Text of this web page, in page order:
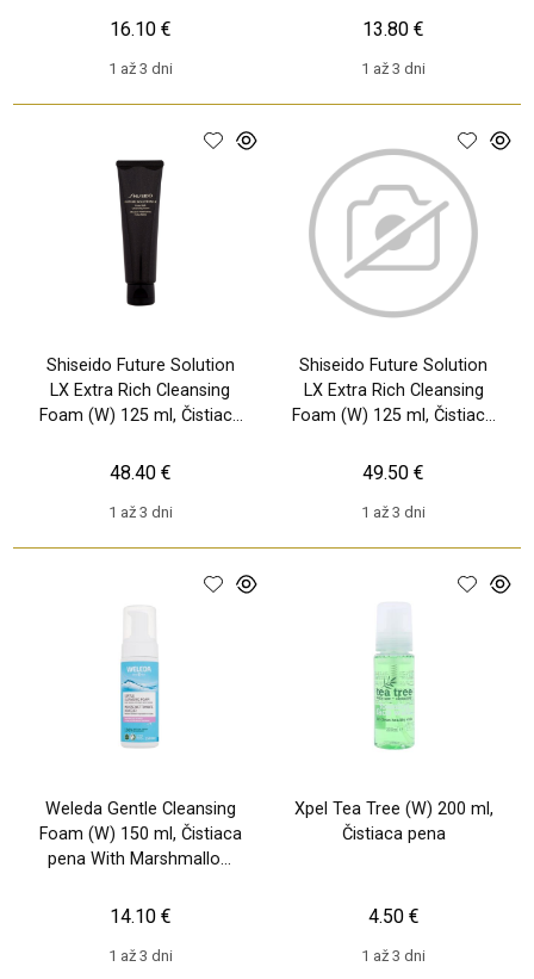
1 až 3 dni
16.10 €
1 až 3 dni
13.80 €
Shiseido Future Solution
LX Extra Rich Cleansing
Foam (W) 125 ml, Čistiaca
1 až 3 dni
48.40 €
Shiseido Future Solution
LX Extra Rich Cleansing
Foam (W) 125 ml, Čistiaca
1 až 3 dni
49.50 €
Weleda Gentle Cleansing
Foam (W) 150 ml, Čistiaca
pena With Marshmallow
1 až 3 dni
14.10 €
Xpel Tea Tree (W) 200 ml,
Čistiaca pena
1 až 3 dni
4.50 €